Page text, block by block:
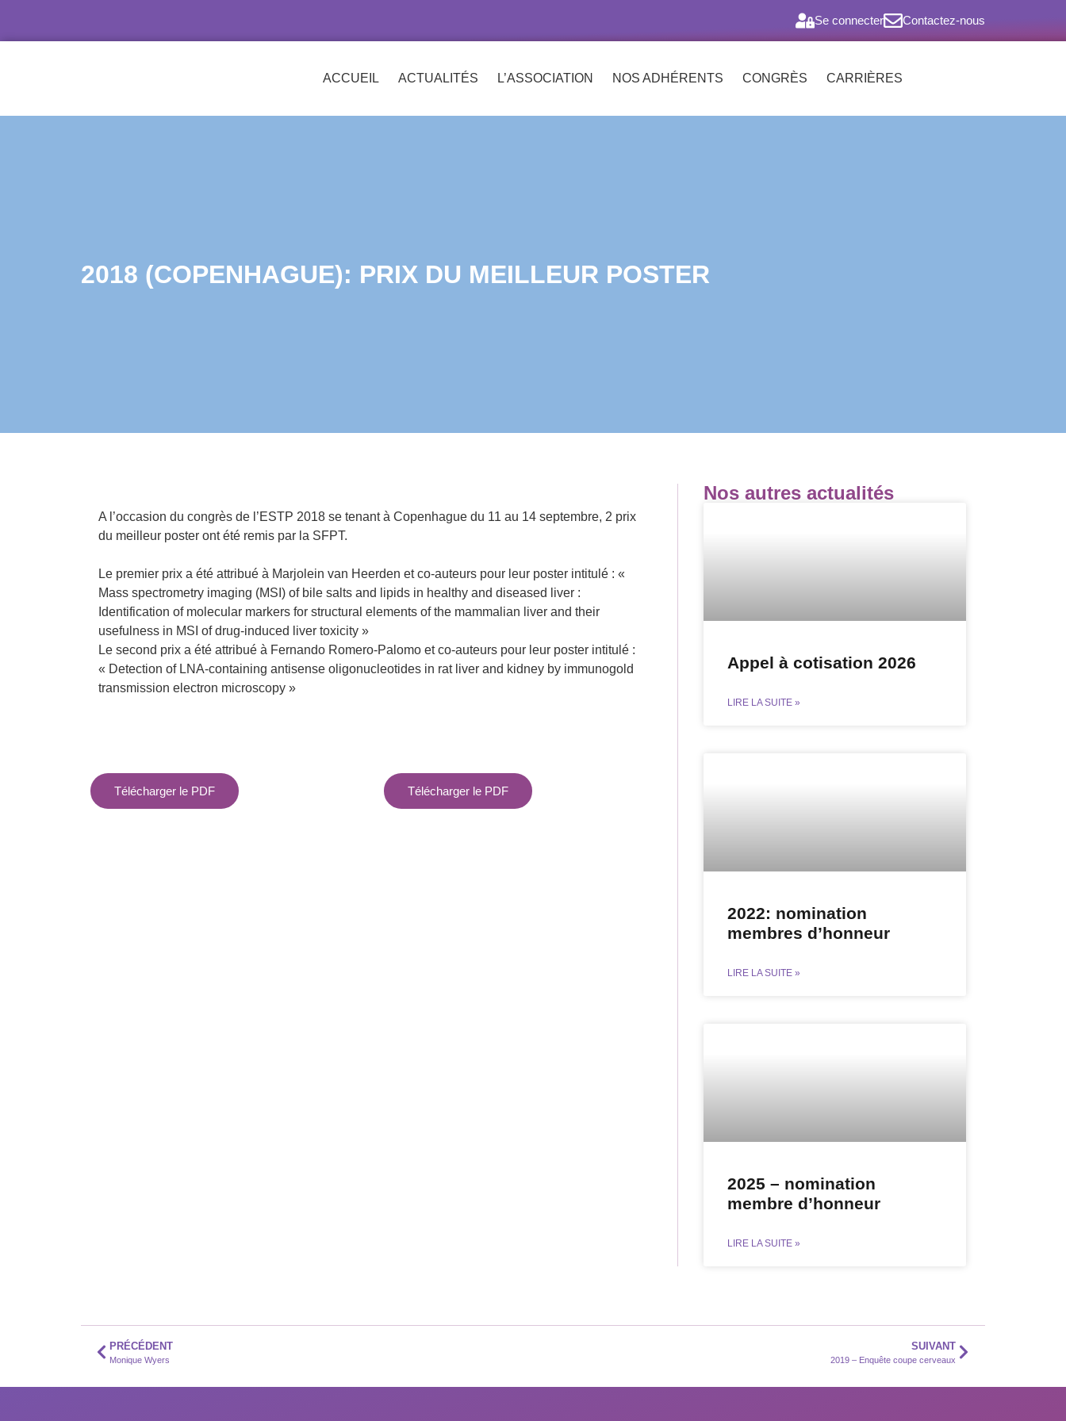
Se connecter Contactez-nous
ACCUEIL ACTUALITÉS L’ASSOCIATION NOS ADHÉRENTS CONGRÈS CARRIÈRES
2018 (COPENHAGUE): PRIX DU MEILLEUR POSTER
Nos autres actualités
Appel à cotisation 2026
LIRE LA SUITE »
2022: nomination
membres d’honneur
LIRE LA SUITE »
2025 – nomination
membre d’honneur
LIRE LA SUITE »
A l’occasion du congrès de l’ESTP 2018 se tenant à Copenhague du 11 au 14 septembre, 2 prix
du meilleur poster ont été remis par la SFPT.
Le premier prix a été attribué à Marjolein van Heerden et co-auteurs pour leur poster intitulé : «
Mass spectrometry imaging (MSI) of bile salts and lipids in healthy and diseased liver :
Identification of molecular markers for structural elements of the mammalian liver and their
usefulness in MSI of drug-induced liver toxicity »
Le second prix a été attribué à Fernando Romero-Palomo et co-auteurs pour leur poster intitulé :
« Detection of LNA-containing antisense oligonucleotides in rat liver and kidney by immunogold
transmission electron microscopy »
Télécharger le PDF Télécharger le PDF
PRÉCÉDENT
Monique Wyers
SUIVANT
2019 – Enquête coupe cerveaux